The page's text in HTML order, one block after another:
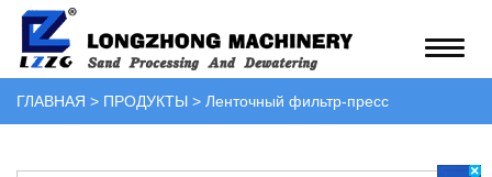
ГЛАВНАЯ > ПРОДУКТЫ > Ленточный фильтр-пресс